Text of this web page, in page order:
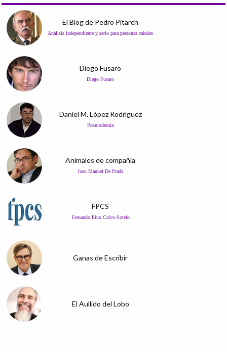
El Blog de Pedro Pitarch
Análisis independiente y serio para personas cabales
Diego Fusaro
Diego Fusaro
Daniel M. López Rodríguez
Posmodernia
Animales de compañía
Juan Manuel De Prada
FPCS
Fernando Pino Calvo Sotelo
Ganas de Escribir
El Aullido del Lobo